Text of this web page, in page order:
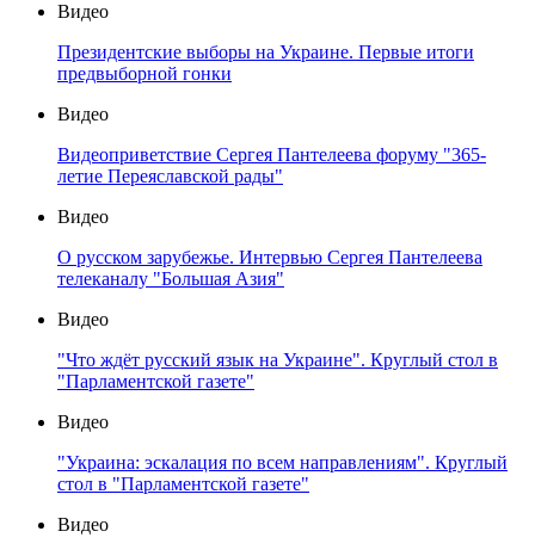
Видео
Президентские выборы на Украине. Первые итоги
предвыборной гонки
Видео
Видеоприветствие Сергея Пантелеева форуму "365-
летие Переяславской рады"
Видео
О русском зарубежье. Интервью Сергея Пантелеева
телеканалу "Большая Азия"
Видео
"Что ждёт русский язык на Украине". Круглый стол в
"Парламентской газете"
Видео
"Украина: эскалация по всем направлениям". Круглый
стол в "Парламентской газете"
Видео